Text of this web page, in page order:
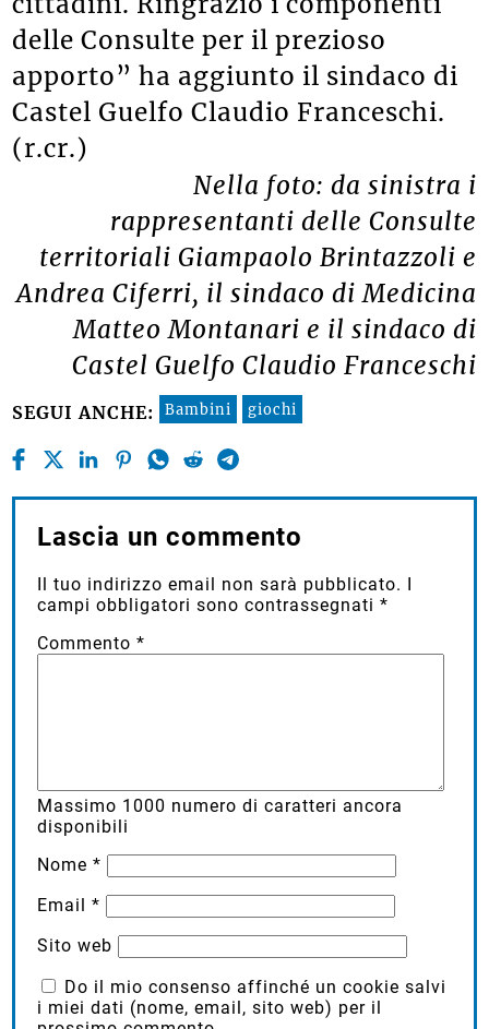
delle Consulte per il prezioso
apporto” ha aggiunto il sindaco di
Castel Guelfo Claudio Franceschi.
(r.cr.)
Nella foto: da sinistra i
rappresentanti delle Consulte
territoriali Giampaolo Brintazzoli e
Andrea Ciferri, il sindaco di Medicina
Matteo Montanari e il sindaco di
Castel Guelfo Claudio Franceschi
SEGUI ANCHE: Bambini giochi
Lascia un commento
Il tuo indirizzo email non sarà pubblicato.
campi obbligatori sono contrassegnati*
Commento*
Massimo 1000 numero di caratteri ancora
disponibili
Nome*
Email*
Sito web
Do il mio consenso affinché un cookie salvi
i miei dati (nome, email, sito web) per il